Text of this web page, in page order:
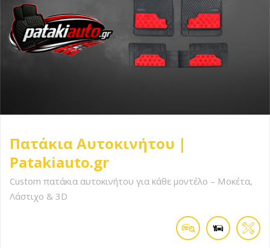
Πατάκια Αυτοκινήτου |
Patakiauto.gr
Custom πατάκια αυτοκινήτου για κάθε μοντέλο – Μοκέτα,
Λάστιχο & 3D